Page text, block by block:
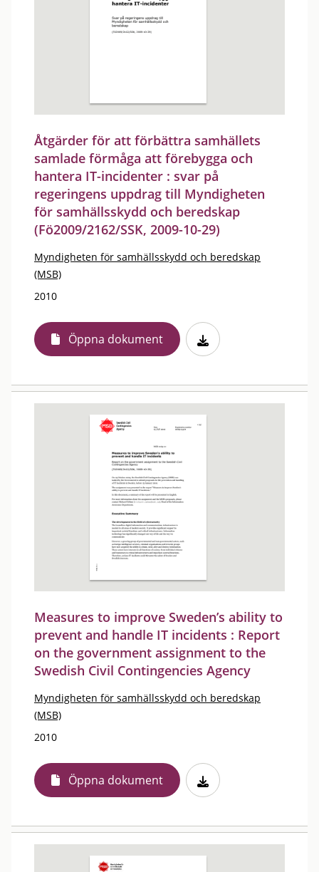
Åtgärder för att förbättra samhällets
samlade förmåga att förebygga och
hantera IT-incidenter : svar på
regeringens uppdrag till Myndigheten
för samhällsskydd och beredskap
(Fö2009/2162/SSK, 2009-10-29)
Myndigheten för samhällsskydd och beredskap
(MSB)
2010
Öppna dokument
Measures to improve Sweden’s ability to
prevent and handle IT incidents : Report
on the government assignment to the
Swedish Civil Contingencies Agency
Myndigheten för samhällsskydd och beredskap
(MSB)
2010
Öppna dokument